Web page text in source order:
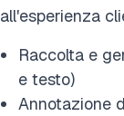
all'esperienza
Raccolta e
e testo)
Annotazione